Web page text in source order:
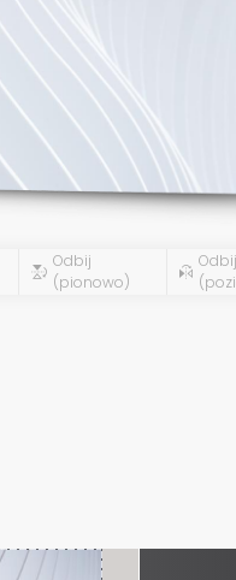
Odbij
(pionowo)
Odbij